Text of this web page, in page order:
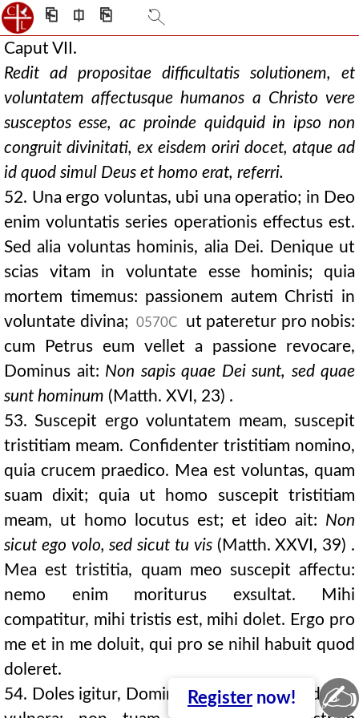
⎗ ⎅ ⎘
Register now!
Caput VII.
Redit ad propositae difficultatis solutionem, et
voluntatem affectusque humanos a Christo vere
susceptos esse, ac proinde quidquid in ipso non
congruit divinitati, ex eisdem oriri docet, atque ad
id quod simul Deus et homo erat, referri.
52. Una ergo voluntas, ubi una operatio; in Deo
enim voluntatis series operationis effectus est.
Sed alia voluntas hominis, alia Dei. Denique ut
scias vitam in voluntate esse hominis; quia
mortem timemus: passionem autem Christi in
voluntate divina;
0570C
ut pateretur pro nobis:
cum Petrus eum vellet a passione revocare,
Dominus ait: Non sapis quae Dei sunt, sed quae
sunt hominum (Matth. XVI, 23) .
53. Suscepit ergo voluntatem meam, suscepit
tristitiam meam. Confidenter tristitiam nomino,
quia crucem praedico. Mea est voluntas, quam
suam dixit; quia ut homo suscepit tristitiam
meam, ut homo locutus est; et ideo ait: Non
sicut ego volo, sed sicut tu vis(Matth. XXVI, 39) .
Mea est tristitia, quam meo suscepit affectu:
nemo enim moriturus exsultat. Mihi
compatitur, mihi tristis est, mihi dolet. Ergo pro
me et in me doluit, qui pro se nihil habuit quod
doleret.
54. Doles igitur, Domine Jesu, non tua, sed mea
✍